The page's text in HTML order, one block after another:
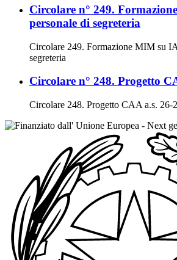
Circolare n° 249.
personale di segreteria
Circolare 249. Formazione MIM su
segreteria
Circolare n° 248. Progetto
Circolare 248. Progetto CAA a.s. 26-